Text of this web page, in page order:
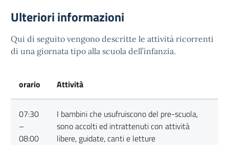
Ulteriori informazioni
Qui di seguito vengono descritte le attività ricorrenti
di una giornata tipo alla scuola dell’infanzia.
orario Attività
07:30
–
08:00
I bambini che usufruiscono del pre-scuola,
sono accolti ed intrattenuti con attività
libere, guidate, canti e letture